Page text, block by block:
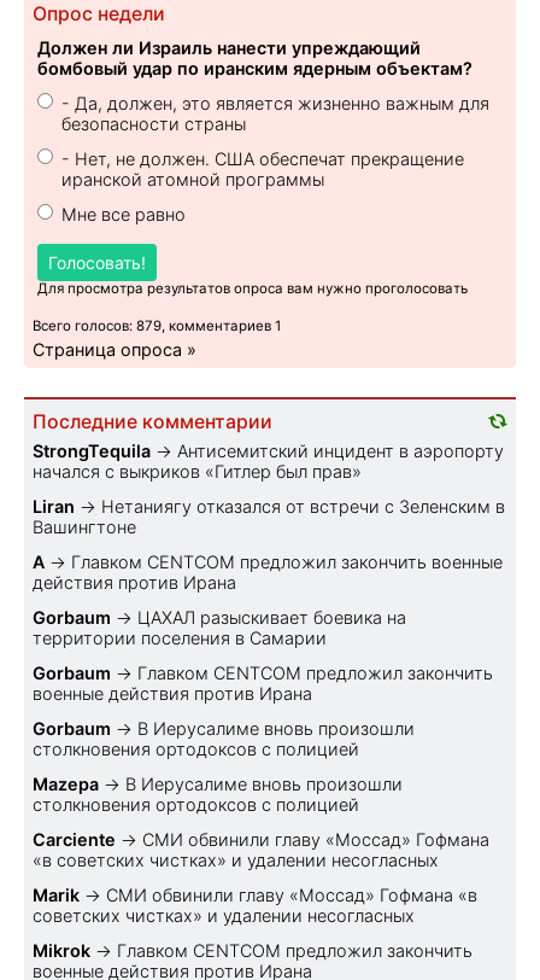
Опрос недели
Должен ли Израиль нанести упреждающий
бомбовый удар по иранским ядерным объектам?
- Да, должен, это является жизненно важным для
безопасности страны
- Нет, не должен. США обеспечат прекращение
иранской атомной программы
Мне все равно
Голосовать!
Для просмотра результатов опроса вам нужно проголосовать
Всего голосов: 879, комментариев 1
Страница опроса »
Последние комментарии
StrongTequila → Антисемитский инцидент в аэропорту
начался с выкриков «Гитлер был прав»
Liran → Нетаниягу отказался от встречи с Зеленским в
Вашингтоне
A → Главком CENTCOM предложил закончить военные
действия против Ирана
Gorbaum → ЦАХАЛ разыскивает боевика на
территории поселения в Самарии
Gorbaum → Главком CENTCOM предложил закончить
военные действия против Ирана
Gorbaum → В Иерусалиме вновь произошли
столкновения ортодоксов с полицией
Mazepa → В Иерусалиме вновь произошли
столкновения ортодоксов с полицией
Carciente → СМИ обвинили главу «Моссад» Гофмана
«в советских чистках» и удалении несогласных
Marik → СМИ обвинили главу «Моссад» Гофмана «в
советских чистках» и удалении несогласных
Mikrok → Главком CENTCOM предложил закончить
военные действия против Ирана